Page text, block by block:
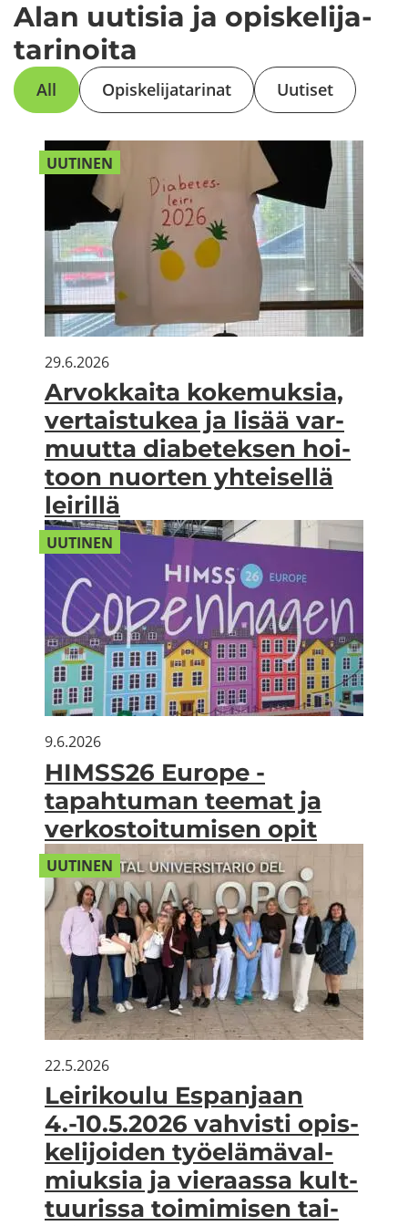
Alan uu­ti­sia ja opis­ke­li­ja­
ta­ri­noi­ta
All Opis­ke­li­ja­ta­ri­nat Uu­ti­set
UU­TI­NEN
29.6.2026
Ar­vok­kai­ta ko­ke­muk­sia,
ver­tais­tu­kea ja lisää var­
muut­ta dia­be­tek­sen hoi­
toon nuor­ten yh­tei­sel­lä
lei­ril­lä
UU­TI­NEN
9.6.2026
HIMSS26 Eu­ro­pe -​
tapahtuman tee­mat ja
ver­kos­toi­tu­mi­sen opit
UU­TI­NEN
22.5.2026
Lei­ri­kou­lu Es­pan­jaan
4.-10.5.2026 vah­vis­ti opis­
ke­li­joi­den työ­elä­mä­val­
miuk­sia ja vie­raas­sa kult­
tuu­ris­sa toi­mi­mi­sen tai­